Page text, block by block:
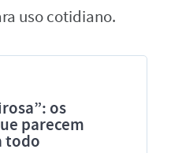
uso cotidiano.
os
parecem
todo